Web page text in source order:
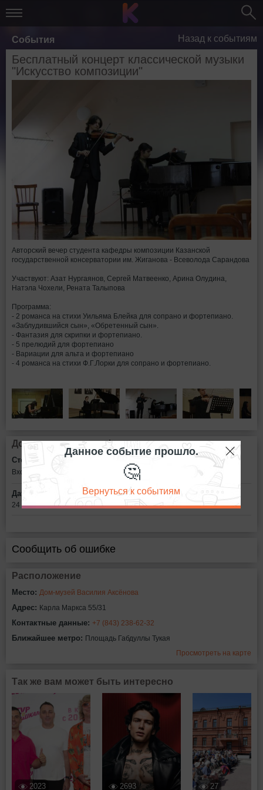
События Назад к событиям
Бесплатный концерт классической музыки
"Искусство композиции"
Авторский вечер студента кафедры композиции Казанской
государственной консерватории им. Жиганова - Всеволода Сарандова
Участвуют: Азат Нургаянов, Сергей Матвеенко, Арина Олудина,
Натэла Чохели, Рената Талыпова
Программа:
- 2 романса на стихи Уильяма Блейка для сопрано и фортепиано.
«Заблудившийся сын», «Обретенный сын».
- Фантазия для скрипки и фортепиано.
- 5 прелюдий для фортепиано
- Вариации для альта и фортепиано
- 4 романса на стихи Ф.Г.Лорки для сопрано и фортепиано.
Дополнительная информация
Стоимость билетов:
Вход свободный
Дата:
24 октября в 18:30
Сообщить об ошибке
Расположение
Место: Дом-музей Василия Аксёнова
Адрес: Карла Маркса 55/31
Контактные данные: +7 (843) 238-62-32
Ближайшее метро: Площадь Габдуллы Тукая
Просмотреть на карте
Так же вам может быть интересно
2023 2693 27
Данное событие прошло.
🤔
Вернуться к событиям